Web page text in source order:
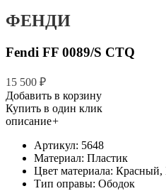
ФЕНДИ
Fendi FF 0089/S CTQ
15 500 ₽
Добавить в корзину
Купить в один клик
описание+
Артикул: 5648
Материал: Пластик
Цвет материала: Красный,
Тип оправы: Ободок